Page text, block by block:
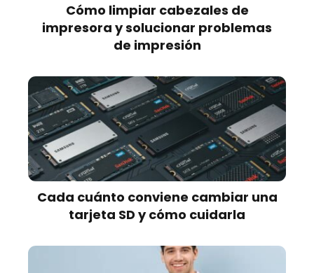
Cómo limpiar cabezales de
impresora y solucionar problemas
de impresión
Cada cuánto conviene cambiar una
tarjeta SD y cómo cuidarla